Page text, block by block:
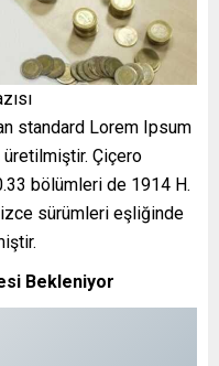
standard Lorem Ipsum
Çiçero
bölümleri de 1914 H.
sürümleri eşliğinde
Bekleniyor